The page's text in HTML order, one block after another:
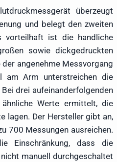
überzeugt
und belegt den zweiten
vorteilhaft ist die handliche
sowie dickgedruckten
angenehme Messvorgang
am Arm unterstreichen die
drei aufeinanderfolgenden
Werte ermittelt, die
lagen. Der Hersteller gibt an,
700 Messungen ausreichen.
Einschränkung, dass die
manuell durchgeschaltet